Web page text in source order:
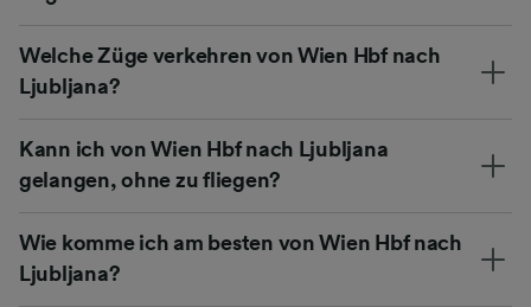
Welche Züge verkehren von Wien Hbf nach
Ljubljana?
Kann ich von Wien Hbf nach Ljubljana
gelangen, ohne zu fliegen?
Wie komme ich am besten von Wien Hbf nach
Ljubljana?